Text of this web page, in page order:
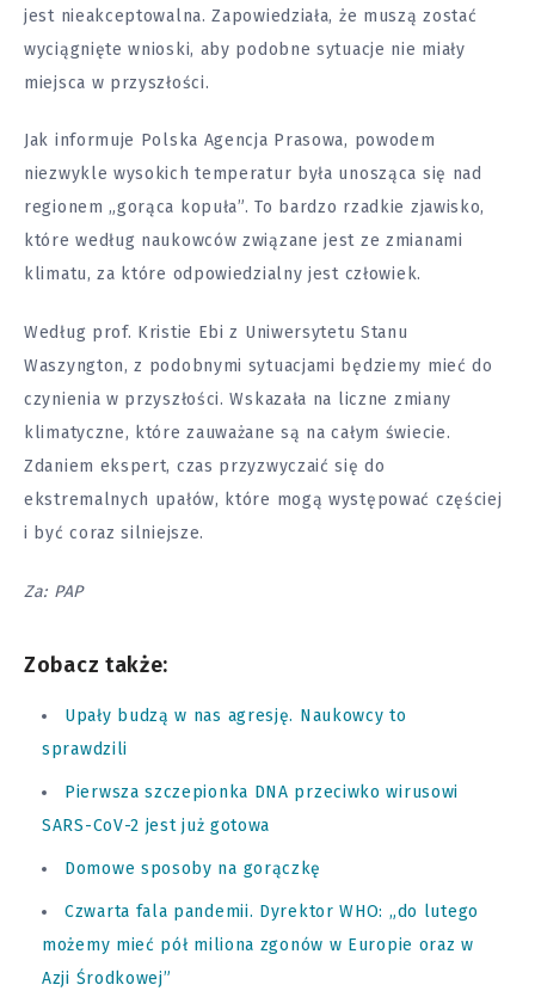
jest nieakceptowalna. Zapowiedziała, że muszą zostać
wyciągnięte wnioski, aby podobne sytuacje nie miały
miejsca w przyszłości.
Jak informuje Polska Agencja Prasowa, powodem
niezwykle wysokich temperatur była unosząca się nad
regionem „gorąca kopuła”. To bardzo rzadkie zjawisko,
które według naukowców związane jest ze zmianami
klimatu, za które odpowiedzialny jest człowiek.
Według prof. Kristie Ebi z Uniwersytetu Stanu
Waszyngton, z podobnymi sytuacjami będziemy mieć do
czynienia w przyszłości. Wskazała na liczne zmiany
klimatyczne, które zauważane są na całym świecie.
Zdaniem ekspert, czas przyzwyczaić się do
ekstremalnych upałów, które mogą występować częściej
i być coraz silniejsze.
Za: PAP
Zobacz także:
Upały budzą w nas agresję. Naukowcy to
sprawdzili
Pierwsza szczepionka DNA przeciwko wirusowi
SARS-CoV-2 jest już gotowa
Domowe sposoby na gorączkę
Czwarta fala pandemii. Dyrektor WHO: „do lutego
możemy mieć pół miliona zgonów w Europie oraz w
Azji Środkowej”